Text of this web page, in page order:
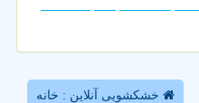
خشکشویی آنلاین : خانه